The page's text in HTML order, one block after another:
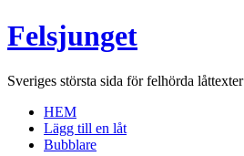
Felsjunget
Sveriges största sida för felhörda låttexter
HEM
Lägg till en låt
Bubblare